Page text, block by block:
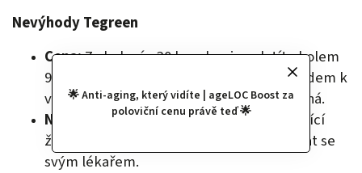
🌟 Anti-aging, který vidíte | ageLOC Boost za
poloviční cenu právě teď 🌟
Nevýhody Tegreen
Cena:Zabalení s 30 kapslemizaplatíte kolem
950 Kč, což se může zdát vyšší, ale vzhledem k
vysoké kvalitě produktu je cena oprávněná.
Není vhodný pro každého: Těhotné a kojící
ženy by měly užívání
konzultovat se
svým lékařem.